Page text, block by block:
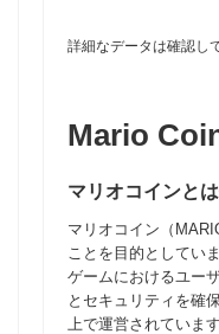
詳細なデータは確認し
Mario
マリオコインと
マリオコイン（
ことを目的としてい
ゲームにおけるユー
とセキュリティを確
上で運営されていま